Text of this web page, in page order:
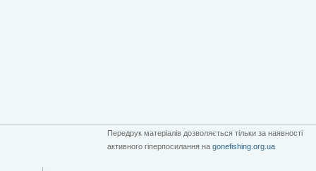
Передрук матеріалів дозволяється тільки за наявності
активного гіперпосилання на gonefishing.org.ua